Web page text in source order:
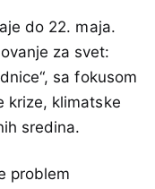
do 22. maja.
za svet:
sa fokusom
krize, klimatske
sredina.
problem